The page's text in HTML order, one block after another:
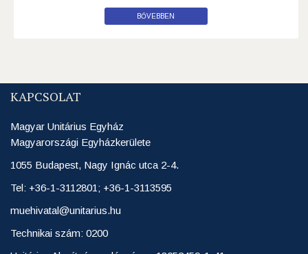
BŐVEBBEN
KAPCSOLAT
Magyar Unitárius Egyház
Magyarországi Egyházkerülete
1055 Budapest, Nagy Ignác utca 2-4.
Tel: +36-1-3112801; +36-1-3113595
muehivatal@unitarius.hu
Technikai szám: 0200